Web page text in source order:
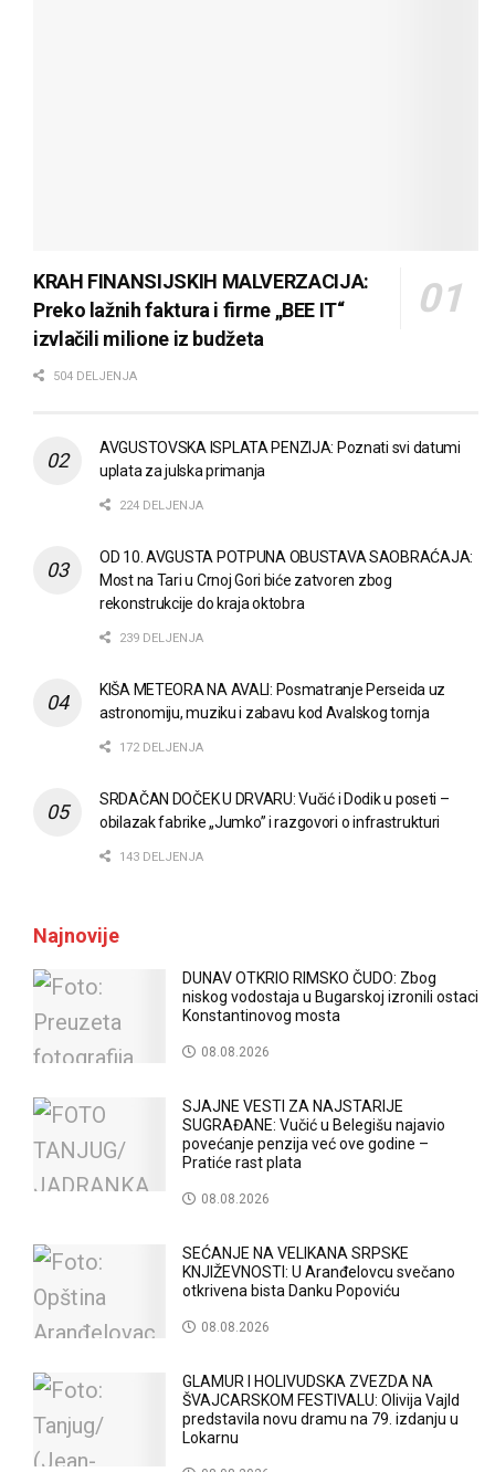
KRAH FINANSIJSKIH MALVERZACIJA:
Preko lažnih faktura i firme „BEE IT“
izvlačili milione iz budžeta
504 DELJENJA
AVGUSTOVSKA ISPLATA PENZIJA: Poznati svi datumi
uplata za julska primanja
224 DELJENJA
OD 10. AVGUSTA POTPUNA OBUSTAVA SAOBRAĆAJA:
Most na Tari u Crnoj Gori biće zatvoren zbog
rekonstrukcije do kraja oktobra
239 DELJENJA
KIŠA METEORA NA AVALI: Posmatranje Perseida uz
astronomiju, muziku i zabavu kod Avalskog tornja
172 DELJENJA
SRDAČAN DOČEK U DRVARU: Vučić i Dodik u poseti –
obilazak fabrike „Jumko” i razgovori o infrastrukturi
143 DELJENJA
Najnovije
DUNAV OTKRIO RIMSKO ČUDO: Zbog
niskog vodostaja u Bugarskoj izronili ostaci
Konstantinovog mosta
08.08.2026
SJAJNE VESTI ZA NAJSTARIJE
SUGRAĐANE: Vučić u Belegišu najavio
povećanje penzija već ove godine –
Pratiće rast plata
08.08.2026
SEĆANJE NA VELIKANA SRPSKE
KNJIŽEVNOSTI: U Aranđelovcu svečano
otkrivena bista Danku Popoviću
08.08.2026
GLAMUR I HOLIVUDSKA ZVEZDA NA
ŠVAJCARSKOM FESTIVALU: Olivija Vajld
predstavila novu dramu na 79. izdanju u
Lokarnu